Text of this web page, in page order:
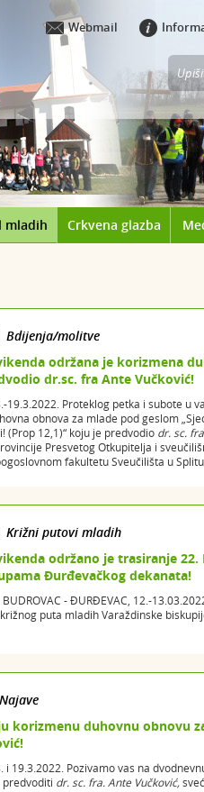
Webmail
mladih Crkvena glazba
Bdijenja/molitve
održana je korizmena
dr.sc. fra Ante Vučković!
19.3.2022. Proteklog petka i subote u
obnova za mlade pod geslom
(Prop 12,1)“ koju je predvodio dr. sc.
Presvetog Otkupitelja i
fakultetu Sveučilišta u Splitu.
Križni putovi mladih
održano je trasiranje
Đurđevačkog dekanata!
BUDROVAC - ĐURĐEVAC, 12.-
puta mladih Varaždinske
korizmenu duhovnu obnovu
i 19.3.2022. Pozivamo vas na
predvoditi dr. sc. fra. Ante Vučković,